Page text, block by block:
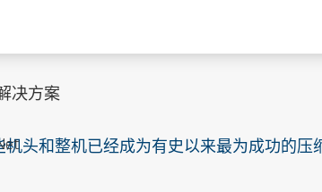
头和整机已经成为有史以来最为成功的
决方案